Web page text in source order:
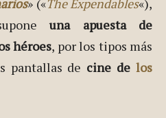
» («The Expendables«),
una apuesta de
héroes, por los tipos más
pantallas de cine de los